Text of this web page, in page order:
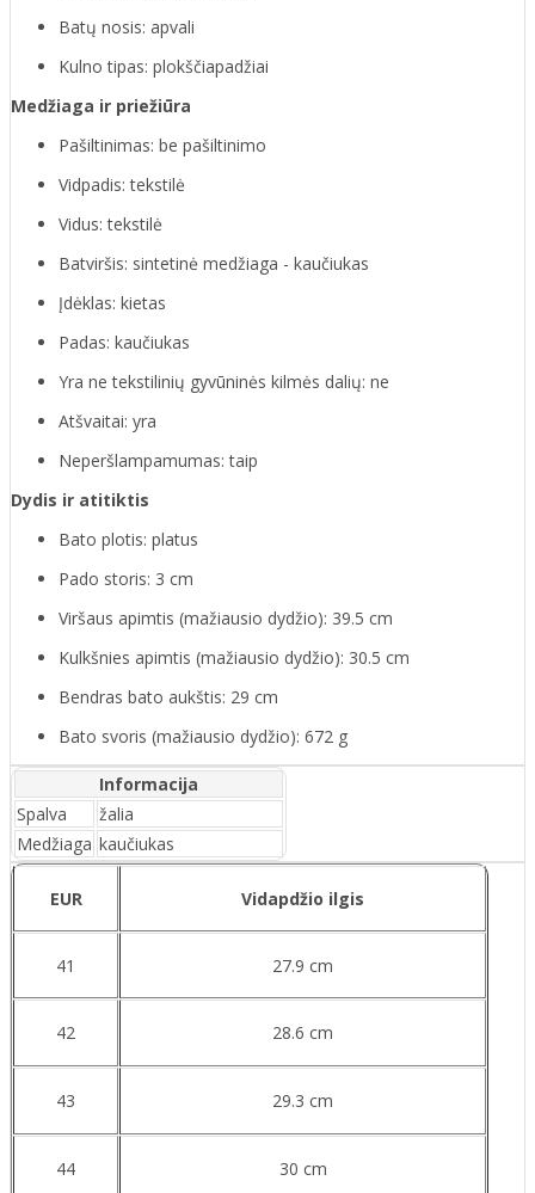
Batų nosis: apvali
Kulno tipas: plokščiapadžiai
Medžiaga ir priežiūra
Pašiltinimas: be pašiltinimo
Vidpadis: tekstilė
Vidus: tekstilė
Batviršis: sintetinė medžiaga - kaučiukas
Įdėklas: kietas
Padas: kaučiukas
Yra ne tekstilinių gyvūninės kilmės dalių: ne
Atšvaitai: yra
Neperšlampamumas: taip
Dydis ir atitiktis
Bato plotis: platus
Pado storis: 3 cm
Viršaus apimtis (mažiausio dydžio): 39.5 cm
Kulkšnies apimtis (mažiausio dydžio): 30.5 cm
Bendras bato aukštis: 29 cm
Bato svoris (mažiausio dydžio): 672 g
Informacija
Spalva
žalia
Medžiaga kaučiukas
EUR Vidapdžio ilgis
41 27.9 cm
42 28.6 cm
43 29.3 cm
44 30 cm